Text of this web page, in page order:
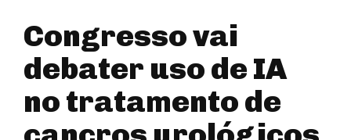
Congresso vai
debater uso de IA
no tratamento de